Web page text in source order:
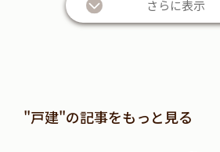
さらに表示
"戸建"の記事をもっと見る